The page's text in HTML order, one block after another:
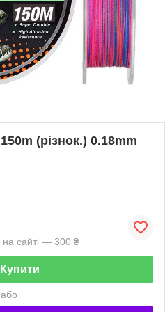
(різнок.) 0.18mm
на сайті — 300 ₴
Купити
або